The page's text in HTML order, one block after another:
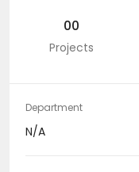
00
Projects
Department
N/A